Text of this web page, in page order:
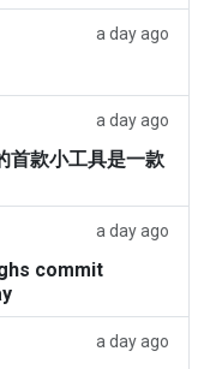
a day ago
a day ago
首款小工具是一款
a day ago
commit
a day ago